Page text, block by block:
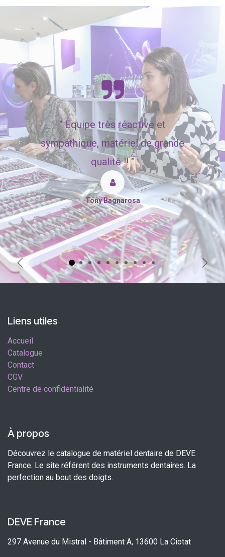
"Equipe très réactive et
sympathique, matériel de grande
qualité !! "
Tony Bagnarosa
Précédent
Liens utiles
Accueil
Catalogue
Contact
CGV
Centre de confidentialité
À propos
Découvrez le catalogue de matériel dentaire de DEVE
France. Le site référent des instruments dentaires. La
perfection au bout des doigts.
DEVE France
297 Avenue du Mistral - Bâtiment A, 13600 La Ciotat